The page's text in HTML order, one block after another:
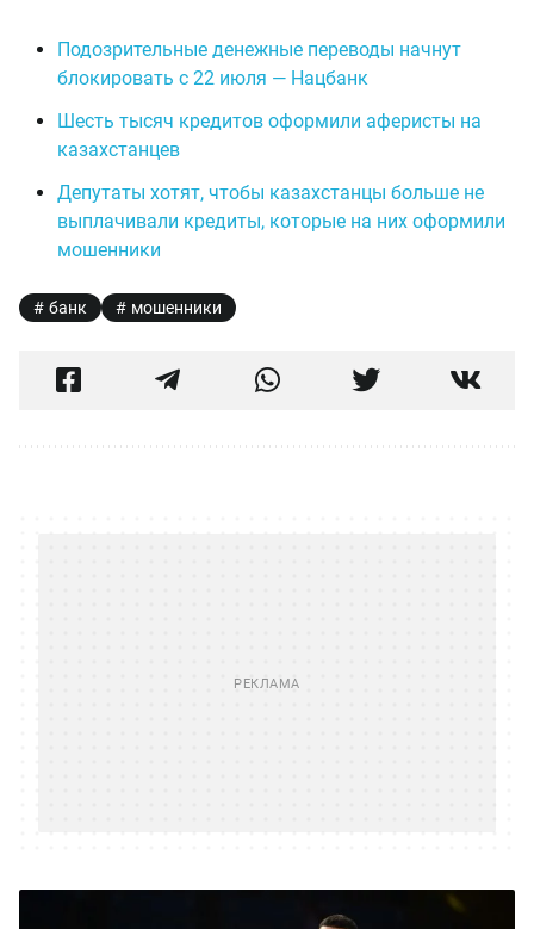
Подозрительные денежные переводы начнут
блокировать с 22 июля — Нацбанк
Шесть тысяч кредитов оформили аферисты на
казахстанцев
Депутаты хотят, чтобы казахстанцы больше не
выплачивали кредиты, которые на них оформили
мошенники
банк мошенники